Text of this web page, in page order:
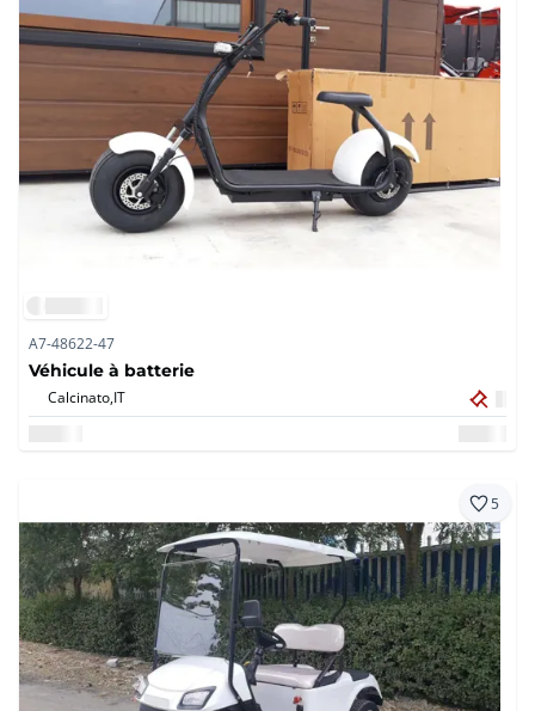
A7-48622-47
Véhicule à batterie
Calcinato,IT
5